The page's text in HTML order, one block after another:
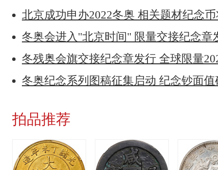
北京成功申办2022冬奥 相关题材纪念
冬奥会进入"北京时间" 限量交接纪念章
冬残奥会旗交接纪念章发行 全球限量
冬奥纪念系列图稿征集启动 纪念钞面
拍品推荐